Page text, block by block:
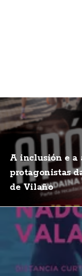
A inclusión e a
protagonistas
de Vilaño